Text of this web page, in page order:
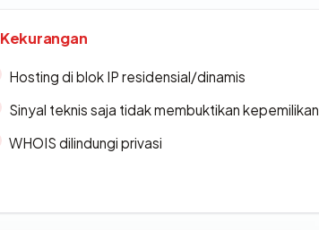
Kekurangan
Hosting di blok IP residensial/dinamis
Sinyal teknis saja tidak membuktikan kepemilikan
WHOIS dilindungi privasi